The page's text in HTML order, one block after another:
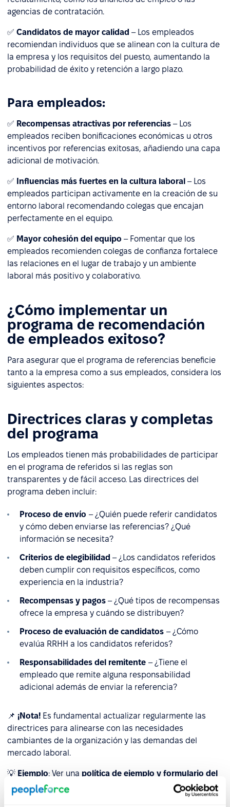
agencias de contratación.
✅ Candidatos de mayor calidad – Los empleados
recomiendan individuos que se alinean con la cultura de
la empresa y los requisitos del puesto, aumentando la
probabilidad de éxito y retención a largo plazo.
Para empleados:
✅ Recompensas atractivas por referencias – Los
empleados reciben bonificaciones económicas u otros
incentivos por referencias exitosas, añadiendo una capa
adicional de motivación.
✅ Influencias más fuertes en la cultura laboral – Los
empleados participan activamente en la creación de su
entorno laboral recomendando colegas que encajan
perfectamente en el equipo.
✅ Mayor cohesión del equipo – Fomentar que los
empleados recomienden colegas de confianza fortalece
las relaciones en el lugar de trabajo y un ambiente
laboral más positivo y colaborativo.
¿Cómo implementar un
programa de recomendación
de empleados exitoso?
Para asegurar que el programa de referencias beneficie
tanto a la empresa como a sus empleados, considera los
siguientes aspectos:
Directrices claras y completas
del programa
Los empleados tienen más probabilidades de participar
en el programa de referidos si las reglas son
transparentes y de fácil acceso. Las directrices del
programa deben incluir:
Proceso de envío – ¿Quién puede referir candidatos
y cómo deben enviarse las referencias? ¿Qué
información se necesita?
Criterios de elegibilidad – ¿Los candidatos referidos
deben cumplir con requisitos específicos, como
experiencia en la industria?
Recompensas y pagos – ¿Qué tipos de recompensas
ofrece la empresa y cuándo se distribuyen?
Proceso de evaluación de candidatos – ¿Cómo
evalúa RRHH a los candidatos referidos?
Responsabilidades del remitente – ¿Tiene el
empleado que remite alguna responsabilidad
adicional además de enviar la referencia?
📌 ¡Nota! Es fundamental actualizar regularmente las
directrices para alinearse con las necesidades
cambiantes de la organización y las demandas del
mercado laboral.
💡 Ejemplo: Ver una política de ejemplo y formulario del
programa de referencias